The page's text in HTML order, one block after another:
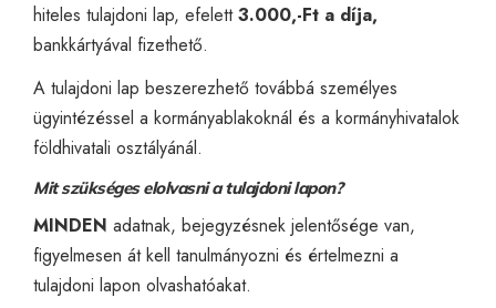
hiteles tulajdoni lap, efelett3.000,-Ft a díja,
bankkártyával fizethető.
A tulajdoni lap beszerezhető továbbá személyes
ügyintézéssel a kormányablakoknál és a kormányhivatalok
földhivatali osztályánál.
Mit szükséges elolvasni a tulajdoni lapon?
MINDEN adatnak, bejegyzésnek jelentősége van,
figyelmesen át kell tanulmányozni és értelmezni a
tulajdoni lapon olvashatóakat.